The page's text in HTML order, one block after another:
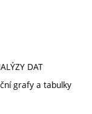
DAT
grafy a tabulky